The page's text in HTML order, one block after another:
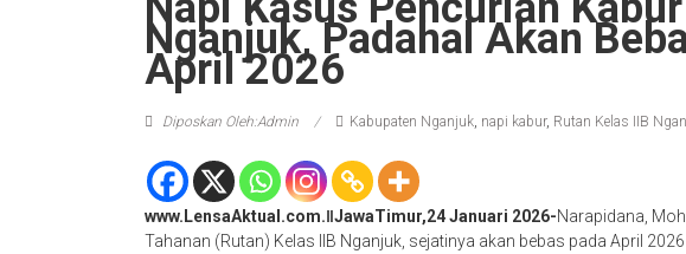
Nganjuk, Padahal Akan
April 2026
Diposkan Oleh:Admin Kabupaten Nganjuk, napi kabur, Rutan Kelas IIB
www.LensaAktual.com.ǁJawaTimur,24 Januari 2026-Narapidana,
Tahanan (Rutan) Kelas IIB Nganjuk, sejatinya akan bebas pada April